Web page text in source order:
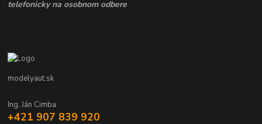
telefonicky na osobnom odbere
modelyaut.sk
Ing. Ján Cimba
+421 907 839 920